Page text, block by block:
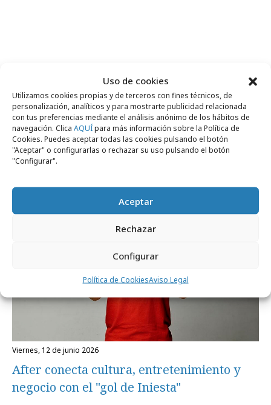
Uso de cookies
Utilizamos cookies propias y de terceros con fines técnicos, de
personalización, analíticos y para mostrarte publicidad relacionada
con tus preferencias mediante el análisis anónimo de los hábitos de
navegación. Clica AQUÍpara más información sobre la Política de
Cookies. Puedes aceptar todas las cookies pulsando el botón
"Aceptar" o configurarlas o rechazar su uso pulsando el botón
"Configurar".
Aceptar
Rechazar
Configurar
Política de CookiesAviso Legal
Noticias Relacionadas
Campañas
viernes, 12 de junio 2026
After conecta cultura, entretenimiento y
negocio con el "gol de Iniesta"